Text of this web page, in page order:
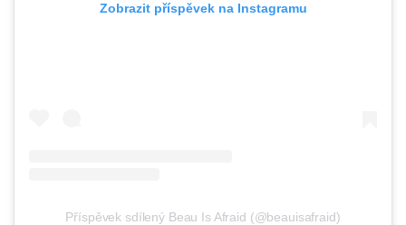
Zobrazit příspěvek na Instagramu
Příspěvek sdílený Beau Is Afraid (@beauisafraid)